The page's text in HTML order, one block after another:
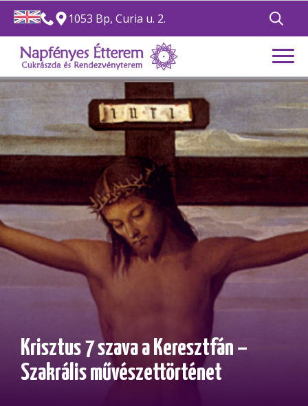
1053 Bp, Curia u. 2.
for:
Krisztus 7 szava a Keresztfán –
Szakrális művészettörténet